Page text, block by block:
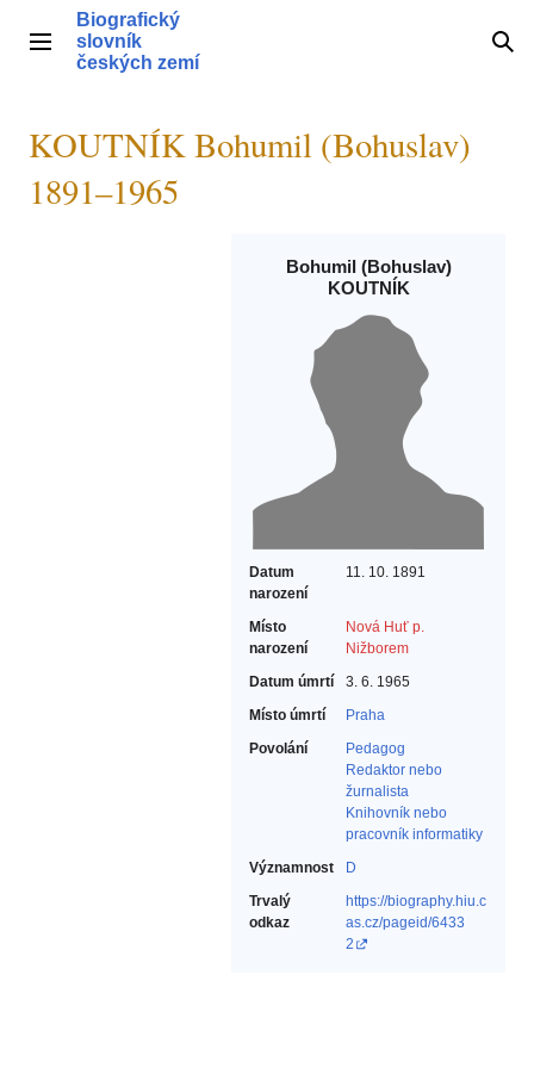
obsahHlavní menu
Biografický
slovník
českých zemí
KOUTNÍK Bohumil (Bohuslav)
1891–1965
Bohumil (Bohuslav)
KOUTNÍK
Datum
narození
11. 10. 1891
Místo
narození
Nová Huť p.
Nižborem
Datum úmrtí
3. 6. 1965
Místo úmrtí
Praha
Povolání
Pedagog‎
Redaktor nebo
žurnalista‎
Knihovník nebo
pracovník informatiky‎
Významnost
D
Trvalý
odkaz
https://biography.hiu.c
as.cz/pageid/6433
2